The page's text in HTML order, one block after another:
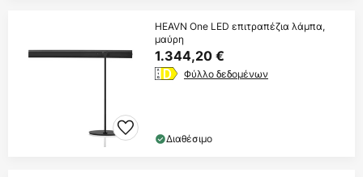
HEAVN One LED επιτραπέζια λάμπα,
μαύρη
1.344,20 €
Φύλλο δεδομένων
Διαθέσιμο